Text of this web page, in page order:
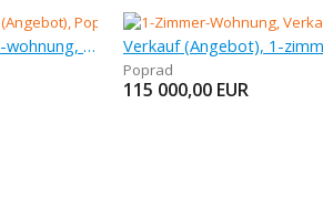
Verkauf (Angebot), 1-zimmer-wohnung, 41,02 m
Poprad
115 000,00 EUR